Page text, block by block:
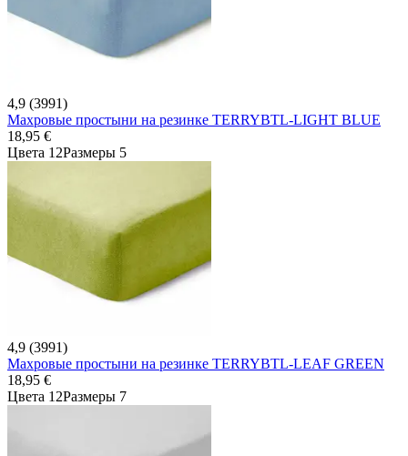
4,9 (3991)
Махровые простыни на резинке TERRYBTL-LIGHT BLUE
18,95 €
Цвета 12Размеры 5
4,9 (3991)
Махровые простыни на резинке TERRYBTL-LEAF GREEN
18,95 €
Цвета 12Размеры 7